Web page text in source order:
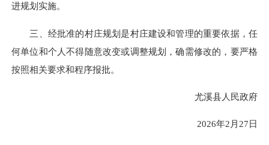
进规划实施。
三、经批准的村庄规划是村庄建设和管理的重要依据，任
何单位和个人不得随意改变或调整规划，确需修改的，要严格
按照相关要求和程序报批。
尤溪县人民政府
2026年2月27日